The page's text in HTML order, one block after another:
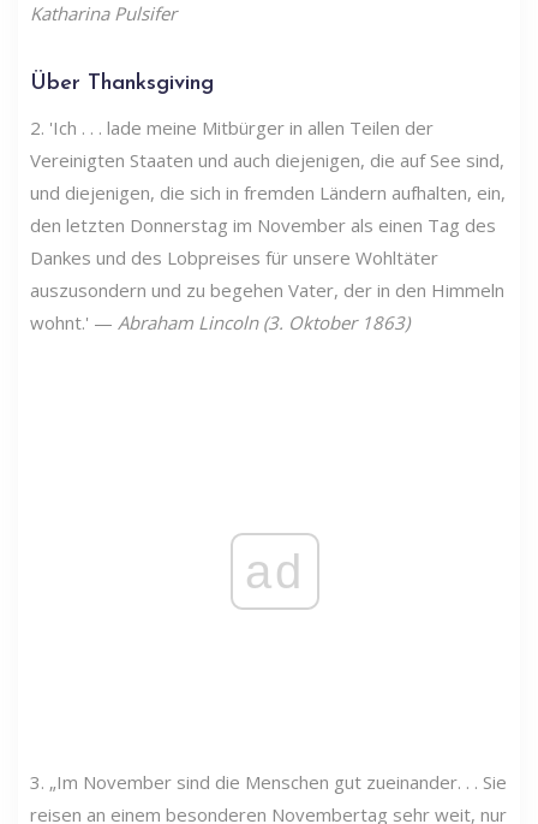
Katharina Pulsifer
Über Thanksgiving
2. 'Ich . . . lade meine Mitbürger in allen Teilen der
Vereinigten Staaten und auch diejenigen, die auf See sind,
und diejenigen, die sich in fremden Ländern aufhalten, ein,
den letzten Donnerstag im November als einen Tag des
Dankes und des Lobpreises für unsere Wohltäter
auszusondern und zu begehen Vater, der in den Himmeln
wohnt.' — Abraham Lincoln (3. Oktober 1863)
ad
3. „Im November sind die Menschen gut zueinander. . . Sie
reisen an einem besonderen Novembertag sehr weit, nur